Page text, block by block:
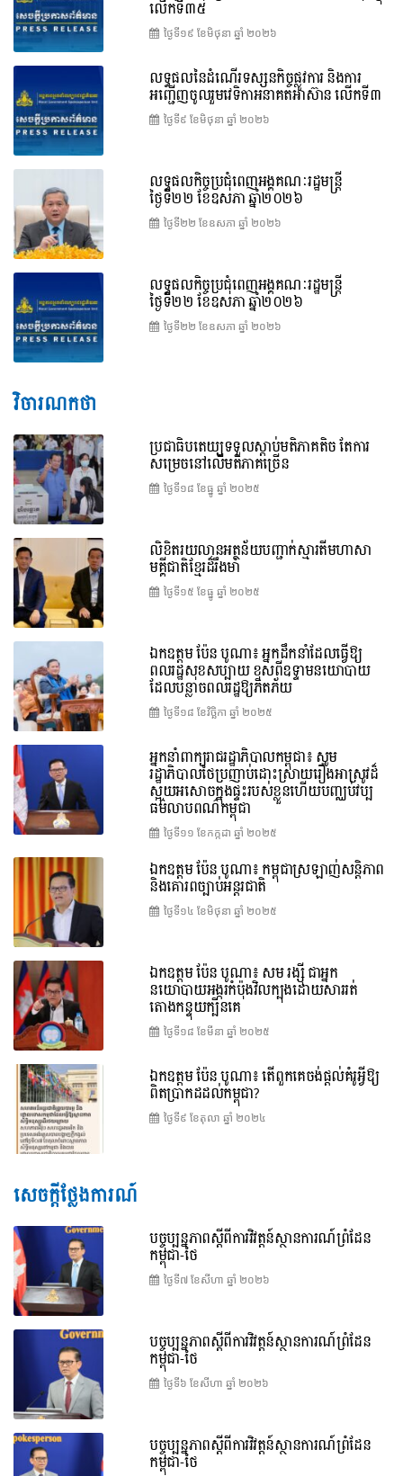
លើកទី៣៥
ថ្ងៃទី១៩ ខែ​មិថុនា ឆ្នាំ ២០២៦
លទ្ធផលនៃដំណើរទស្សនកិច្ចផ្លូវការ និងការ
អញ្ជើញចូលរួមវេទិកាអនាគតអាស៊ាន លើកទី៣
ថ្ងៃទី៩ ខែ​មិថុនា ឆ្នាំ ២០២៦
លទ្ធផលកិច្ចប្រជុំពេញអង្គគណៈរដ្ឋមន្ត្រី
ថ្ងៃទី២២ ខែឧសភា ឆ្នាំ២០២៦
ថ្ងៃទី២២ ខែ​ឧសភា ឆ្នាំ ២០២៦
លទ្ធផលកិច្ចប្រជុំពេញអង្គគណៈរដ្ឋមន្រ្តី
ថ្ងៃទី២២ ខែឧសភា ឆ្នាំ២០២៦
ថ្ងៃទី២២ ខែ​ឧសភា ឆ្នាំ ២០២៦
វិចារណកថា
ប្រជាធិបតេយ្យទទួលស្តាប់មតិភាគតិច តែការ
សម្រេចនៅលើមតិភាគច្រើន
ថ្ងៃទី១៨ ខែ​ធ្នូ ឆ្នាំ ២០២៥
លិខិតរយលានអត្ថន័យបញ្ជាក់ស្មារតីមហាសា
មគ្គីជាតិខ្មែរដ៏រឹងមាំ
ថ្ងៃទី១៥ ខែ​ធ្នូ ឆ្នាំ ២០២៥
ឯកឧត្តម ប៉ែន បូណា៖ អ្នកដឹកនាំដែលធ្វើឱ្យ
ពលរដ្ឋសុខសប្បាយ ខុសពីឧទ្ទាមនយោបាយ
ដែលបន្លាចពលរដ្ឋឱ្យភិតភ័យ
ថ្ងៃទី១៨ ខែ​វិច្ឆិកា ឆ្នាំ ២០២៥
អ្នកនាំពាក្យរាជរដ្ឋាភិបាលកម្ពុជា៖ សូម
រដ្ឋាភិបាលថៃប្រញាប់ដោះស្រាយរឿងអាស្រូវដ៏
ស្អុយអសោចក្នុងផ្ទះរបស់ខ្លួនហើយបញ្ឈប់វប្ប
ធម៌លាបពណ៌កម្ពុជា
ថ្ងៃទី១១ ខែ​កក្កដា ឆ្នាំ ២០២៥
ឯកឧត្តម ប៉ែន បូណា៖ កម្ពុជាស្រឡាញ់សន្តិភាព
និងគោរពច្បាប់អន្តរជាតិ
ថ្ងៃទី១៤ ខែ​មិថុនា ឆ្នាំ ២០២៥
ឯកឧត្តម ប៉ែន បូណា៖ សម រង្ស៊ី ជាអ្នក
នយោបាយអង្ករកំប៉ុងវិលក្បុងដោយសាររត់
តោងកន្ទុយក្បិនគេ
ថ្ងៃទី១៨ ខែ​មីនា ឆ្នាំ ២០២៥
ឯកឧត្តម ប៉ែន បូណា៖ តើពួកគេចង់ផ្តល់គំរូអ្វីឱ្យ
ពិតប្រាកដដល់កម្ពុជា?
ថ្ងៃទី៩ ខែ​តុលា ឆ្នាំ ២០២៤
សេចក្តីថ្លែងការណ៍
បច្ចុប្បន្នភាពស្ដីពីការវិវត្តន៍ស្ថានការណ៍ព្រំដែន
កម្ពុជា-ថៃ
ថ្ងៃទី៧ ខែ​សីហា ឆ្នាំ ២០២៦
បច្ចុប្បន្នភាពស្ដីពីការវិវត្តន៍ស្ថានការណ៍ព្រំដែន
កម្ពុជា-ថៃ
ថ្ងៃទី៦ ខែ​សីហា ឆ្នាំ ២០២៦
បច្ចុប្បន្នភាពស្ដីពីការវិវត្តន៍ស្ថានការណ៍ព្រំដែន
កម្ពុជា-ថៃ